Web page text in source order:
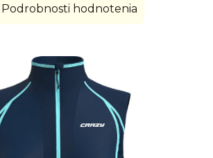
Podrobnosti hodnotenia